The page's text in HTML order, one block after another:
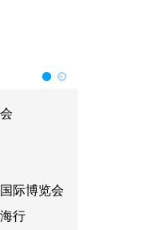
际博览会
行